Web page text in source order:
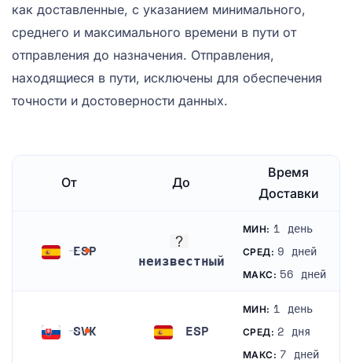
как доставленные, с указанием минимального,
среднего и максимального времени в пути от
отправления до назначения. Отправления,
находящиеся в пути, исключены для обеспечения
точности и достоверности данных.
От До
Время
Доставки
ESP
неизвестный
МИН: 1 день
СРЕД: 9 дней
МАКС: 56 дней
SVK ESP
МИН: 1 день
СРЕД: 2 дня
МАКС: 7 дней